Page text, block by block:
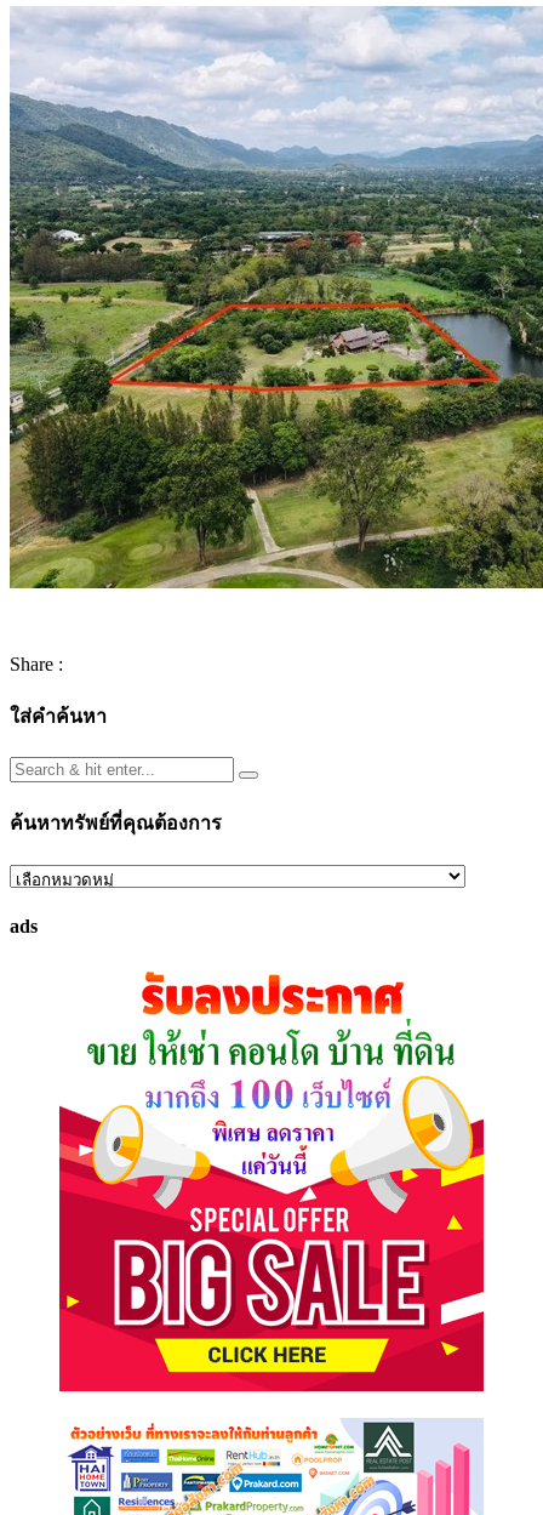
Share :
ใส่คำค้นหา
ค้นหาทรัพย์ที่คุณต้องการ
ค้นหา
ที่
ads